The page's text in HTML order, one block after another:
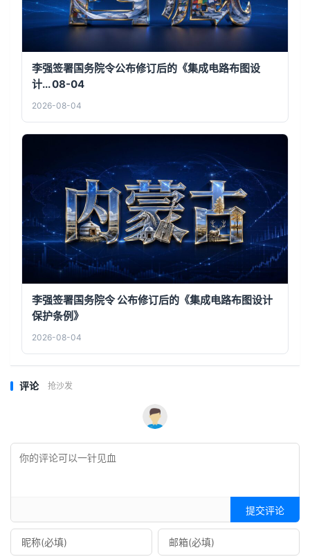
李强签署国务院令公布修订后的《集成电路布图设
计... 08-04
2026-08-04
李强签署国务院令 公布修订后的《集成电路布图设计
保护条例》
2026-08-04
评论 抢沙发
提交评论